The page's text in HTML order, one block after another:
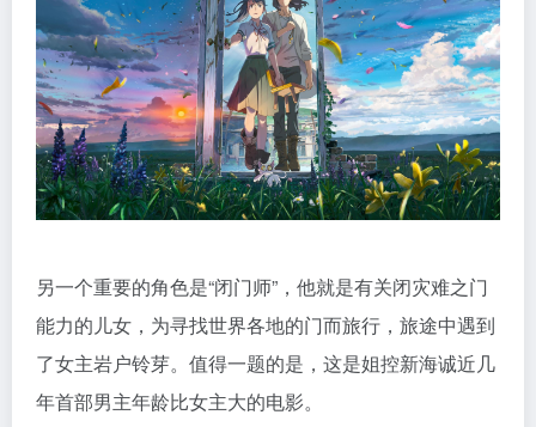
另一个重要的角色是“闭门师”，他就是有关闭灾难之门
能力的儿女，为寻找世界各地的门而旅行，旅途中遇到
了女主岩户铃芽。值得一题的是，这是姐控新海诚近几
年首部男主年龄比女主大的电影。